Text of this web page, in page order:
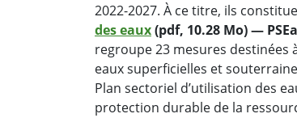
2022-2027. À ce titre, ils
des eaux(pdf, 10.28 Mo) —
regroupe 23 mesures
eaux superficielles et
Plan sectoriel d’utilisation des
protection durable de la